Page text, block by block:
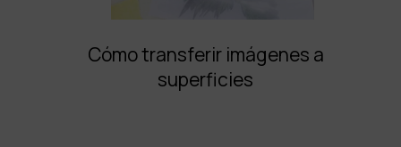
Cómo transferir imágenes a
superficies